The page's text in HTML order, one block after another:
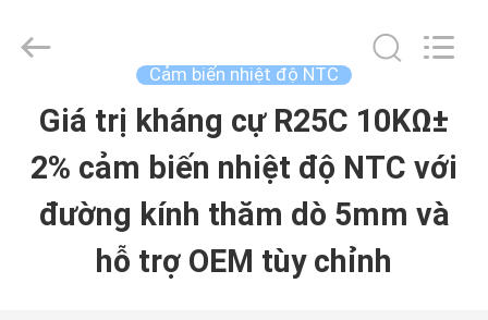
TRANG
CHỦ
Dongguan
Rights
Reserved.
Cảm biến nhiệt độ NTC
Giá trị kháng cự R25C 10KΩ±
2% cảm biến nhiệt độ NTC với
đường kính thăm dò 5mm và
hỗ trợ OEM tùy chỉnh